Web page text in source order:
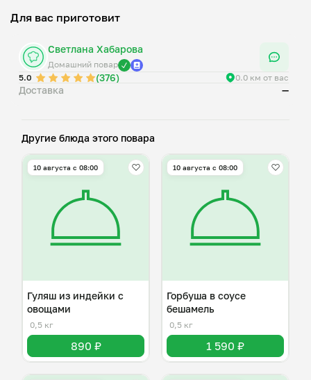
Для вас приготовит
Светлана Хабарова
Домашний повар
5.0
(376) 0.0 км от вас
Доставка —
Другие блюда этого повара
10 августа с 08:00
Гуляш из индейки с
овощами
0,5 кг
890 ₽
10 августа с 08:00
Горбуша в соусе
бешамель
0,5 кг
1 590 ₽